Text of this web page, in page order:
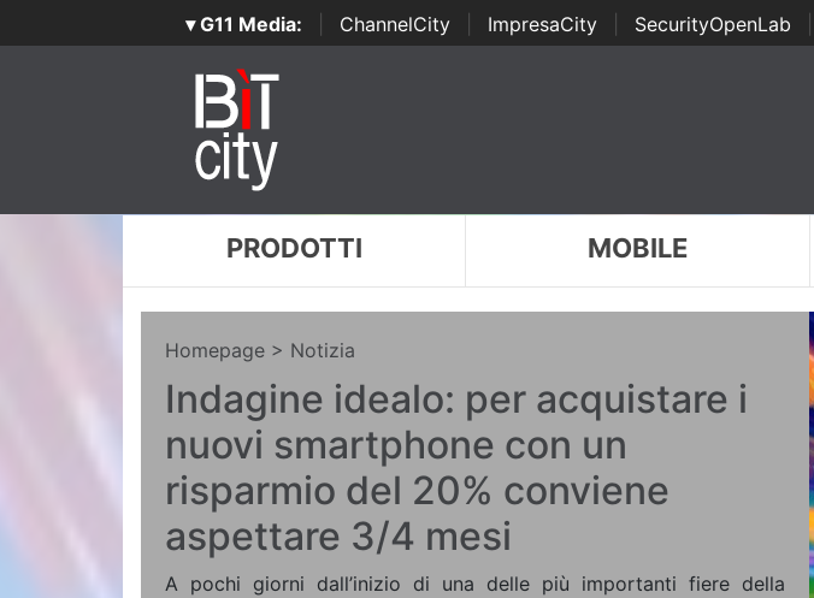
▾ G11 Media: ChannelCity ImpresaCity SecurityOpenLab
Awards
PRODOTTI MOBILE
Homepage > Notizia
Indagine idealo: per acquistare i
nuovi smartphone con un
risparmio del 20% conviene
aspettare 3/4 mesi
A pochi giorni dall’inizio di una delle più importanti fiere della